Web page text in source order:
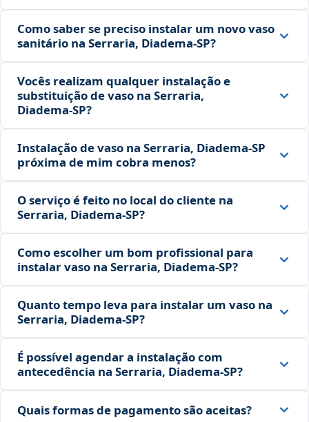
Como saber se preciso instalar um novo vaso
sanitário na Serraria, Diadema‑SP?
Vocês realizam qualquer instalação e
substituição de vaso na Serraria,
Diadema‑SP?
Instalação de vaso na Serraria, Diadema‑SP
próxima de mim cobra menos?
O serviço é feito no local do cliente na
Serraria, Diadema‑SP?
Como escolher um bom profissional para
instalar vaso na Serraria, Diadema‑SP?
Quanto tempo leva para instalar um vaso na
Serraria, Diadema‑SP?
É possível agendar a instalação com
antecedência na Serraria, Diadema‑SP?
Quais formas de pagamento são aceitas?